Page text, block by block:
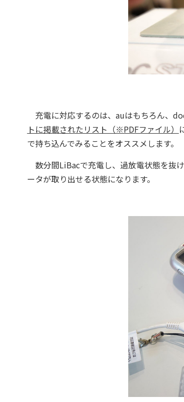
充電に対応するのは、auはもちろん、
トに掲載されたリスト（※PDFファイル）
で持ち込んでみることをオススメします。
数分間LiBacで充電し、過放電状態を抜
ータが取り出せる状態になります。